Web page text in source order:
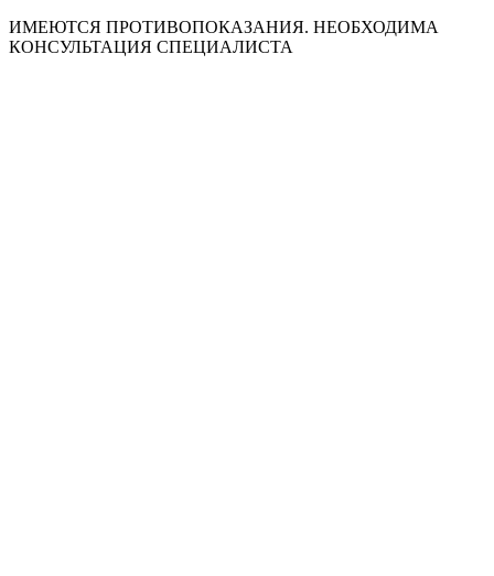
ИМЕЮТСЯ ПРОТИВОПОКАЗАНИЯ. НЕОБХОДИМА
КОНСУЛЬТАЦИЯ СПЕЦИАЛИСТА